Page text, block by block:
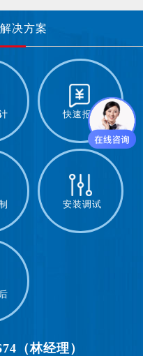
解决方案
快速报价
安装调试
（林经理）